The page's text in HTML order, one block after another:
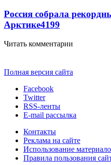
Россия собрала
Арктике4199
Читать комментарии
Полная версия сайта
Facebook
Twitter
RSS-ленты
E-mail рассылка
Контакты
Реклама на сайте
Использование
Правила пользования